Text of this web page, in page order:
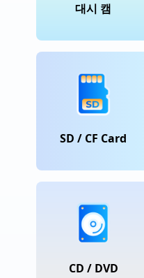
대시 캠
SD / CF Card
CD / DVD